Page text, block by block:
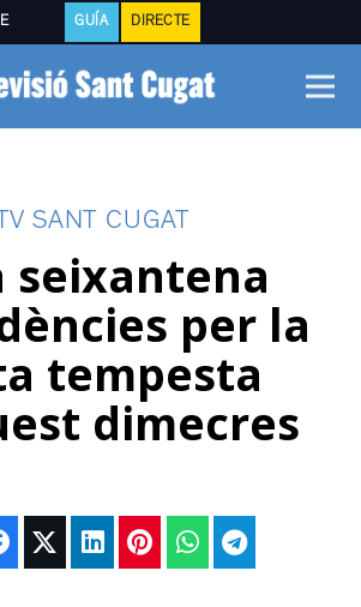
GUÍA DIRECTE
TV SANT CUGAT
seixantena
per la
tempesta
dimecres